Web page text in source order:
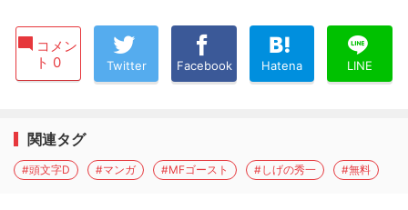
コメン
ト 0
Twitter Facebook Hatena LINE
関連タグ
#頭文字D #マンガ #MFゴースト #しげの秀一 #無料